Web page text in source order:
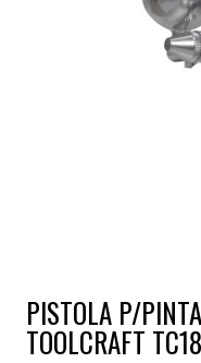
PISTOLA P/
TOOLCRAFT